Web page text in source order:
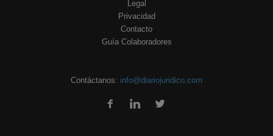
Legal
Privacidad
Contacto
Guía Colaboradores
Contáctanos: info@diariojuridico.com